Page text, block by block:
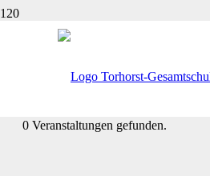
0 Veranstaltungen gefunden.